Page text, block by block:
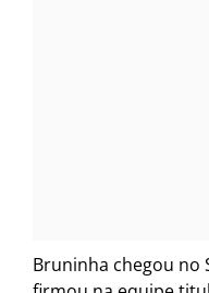
Bruninha chegou no